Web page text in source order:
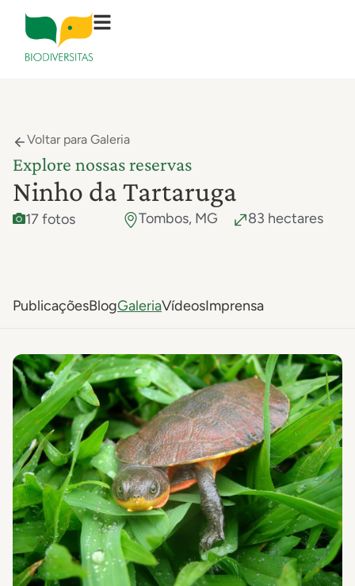
Voltar para Galeria
Explore nossas reservas
Ninho da Tartaruga
17 fotos Tombos, MG 83 hectares
PublicaçõesBlogGaleriaVídeosImprensa